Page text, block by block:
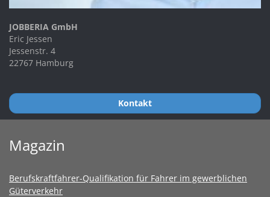
JOBBERIA GmbH
Eric Jessen
Jessenstr. 4
22767 Hamburg
Kontakt
Magazin
Berufskraftfahrer-Qualifikation für Fahrer im gewerblichen
Güterverkehr